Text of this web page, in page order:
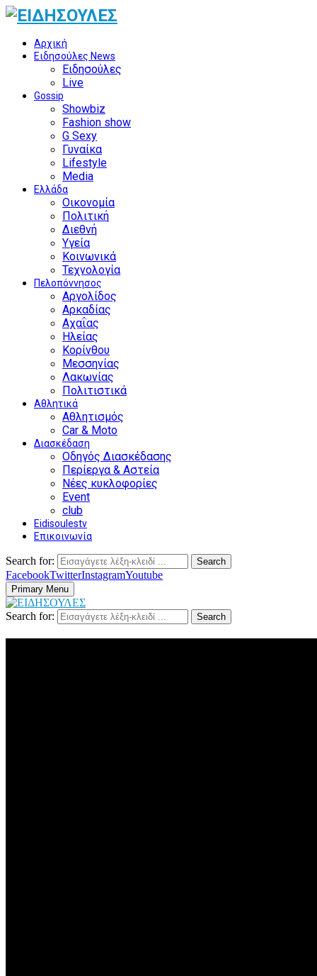
Αρχική
Ειδησούλες News
Ειδησούλες
Live
Gossip
Showbiz
Fashion show
G Sexy
Γυναίκα
Lifestyle
Media
Ελλάδα
Οικονομία
Πολιτική
Διεθνή
Υγεία
Κοινωνικά
Τεχνολογία
Πελοπόννησος
Αργολίδος
Αρκαδίας
Αχαΐας
Ηλείας
Κορίνθου
Μεσσηνίας
Λακωνίας
Πολιτιστικά
Αθλητικά
Αθλητισμός
Car & Moto
Διασκέδαση
Οδηγός Διασκέδασης
Περίεργα & Αστεία
Νέες κυκλοφορίες
Event
club
Eidisoulestv
Επικοινωνία
Search for: Search
FacebookTwitterInstagramYoutube
Primary Menu
Search for: Search